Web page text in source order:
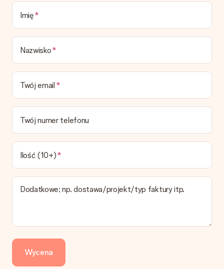
prezentowe.
Czas dostawy, opcje dostawy oraz koszty
dostawy
stronie produktu pokazujemy najbardziej prawdopodobną
datę doręczenia w momencie składania zamówienia.
Jaki jest czas dostawy i kiedy otrzymam mój prezent?
Przewidywany czas dostawy można znaleźć na stronie
produktu.
Jakie opcje dostawy mogę wybrać?
W koszyku zamówień mamy kilka opcji dostawy. Termin
pokazany na stronie produktu odnosi się do najtańszej i
najwolniejszej formy wysyłki.
Zapłata
Dotpay, karta kredytowa, lub przelew bankowy. W przypadku
dni przedłużenia dostawy - kwota musi zostać zaksięgowana,
aby zamówienie trafiło do produkcji. Robiąc przelew, należy
wybrać Przelew Krajowy Europejski.
Imię
Nazwisko
Twój email
Twój numer telefonu
Ilość (10+)
Dodatkowe; np. dostawa/projekt/typ faktury itp.
Wycena